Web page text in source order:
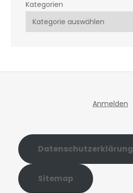
Kategorien
Anmelden
Datenschutzerklärung
Sitemap